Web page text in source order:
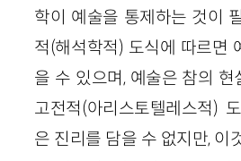
학이 예술을 통제하는 것이
적(해석학적) 도식에 따르면
을 수 있으며, 예술은 참의 현
고전적(아리스토텔레스적)
은 진리를 담을 수 없지만, 이